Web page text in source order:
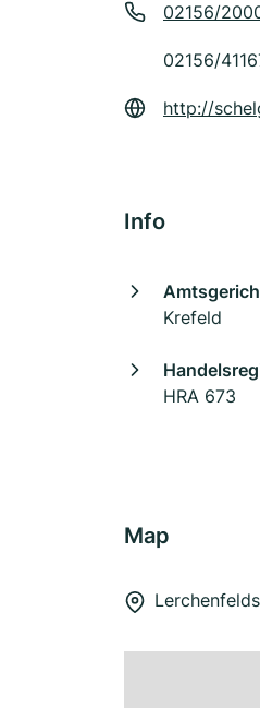
02156/
02156/
http://
Info
Krefeld
HRA 673
Map